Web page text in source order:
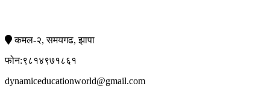
कमल-२, समयगढ, झापा
फोन:९८१४९७१८६१
dynamiceducationworld@gmail.com